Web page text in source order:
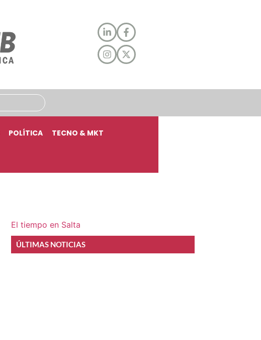
POLÍTICA TECNO & MKT
El tiempo en Salta
ÚLTIMAS NOTICIAS